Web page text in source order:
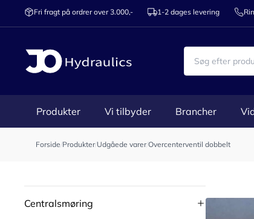
Fri fragt på ordrer over 3.000,- 1-2 dages levering
Produkter Vi tilbyder Brancher
Forside/Produkter/Udgåede varer/Overcenterventil dobbelt
Centralsmøring